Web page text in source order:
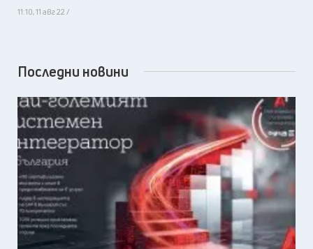
11:10, 11 авг 22 /
Последни новини